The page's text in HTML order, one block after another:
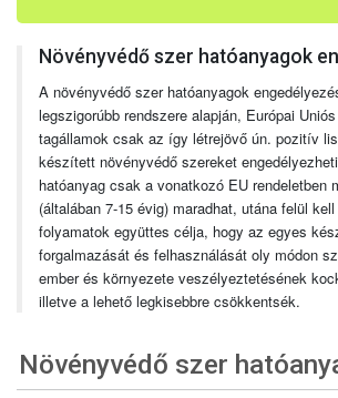
Növényvédő szer hatóanyagok
A növényvédő szer hatóanyagok
legszigorúbb rendszere alapján, Európai
tagállamok csak az így létrejövő ún. pozitív
készített növényvédő szereket
hatóanyag csak a vonatkozó EU rendeletben
(általában 7-15 évig) maradhat, utána felül
folyamatok együttes célja, hogy az egyes
forgalmazását és felhasználását oly módon
ember és környezete veszélyeztetésének
illetve a lehető legkisebbre csökkentsék.
Növényvédő szer